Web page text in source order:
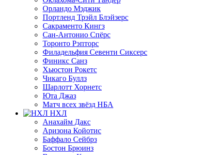
Орландо Мэджик
Портленд Трэйл Блэйзерс
Сакраменто Кингз
Сан-Антонио Спёрс
Торонто Рэпторс
Филадельфия Севенти Сиксерс
Финикс Санз
Хьюстон Рокетс
Чикаго Буллз
Шарлотт Хорнетс
Юта Джаз
Матч всех звёзд НБА
НХЛ
Анахайм Дакс
Аризона Койотис
Баффало Сейбрз
Бостон Брюинз